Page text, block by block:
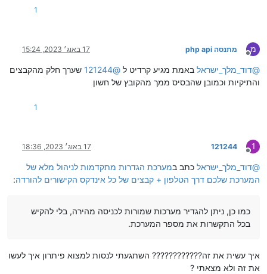
1
מ
מנותק
מתנסה php api 17 באוג׳ 2023, 15:24
@דוד_מלך_ישראל באמת מגיע קרדיט ל @
121244 שערך חלק מהקבצים
והתיקיות וכמובן שהבסיס ממך מהקובץ של חשון
1
1
מנותק
121244 17 באוג׳ 2023, 18:36
@דוד_מלך_ישראל כתב במערכת הגדרות מתקדמות לניהול מלא של
המערכת שלכם דרך הטלפון + קבצים של כל אינדקס הקישורים להורדה:
כמו כן, ניתן להגדיר מערכות שמורות לכניסה מהירה, בלי להקיש
בכל התקשרות את מספר המערכת.
איך עשית את זה???????????? השתגעתי לנסות למצוא פיתרון איך לעשו
את זה ולא מצאתי ?